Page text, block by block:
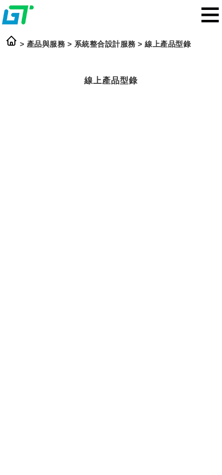
> 產品與服務 > 系統整合設計服務 >線上產品型錄
線上產品型錄